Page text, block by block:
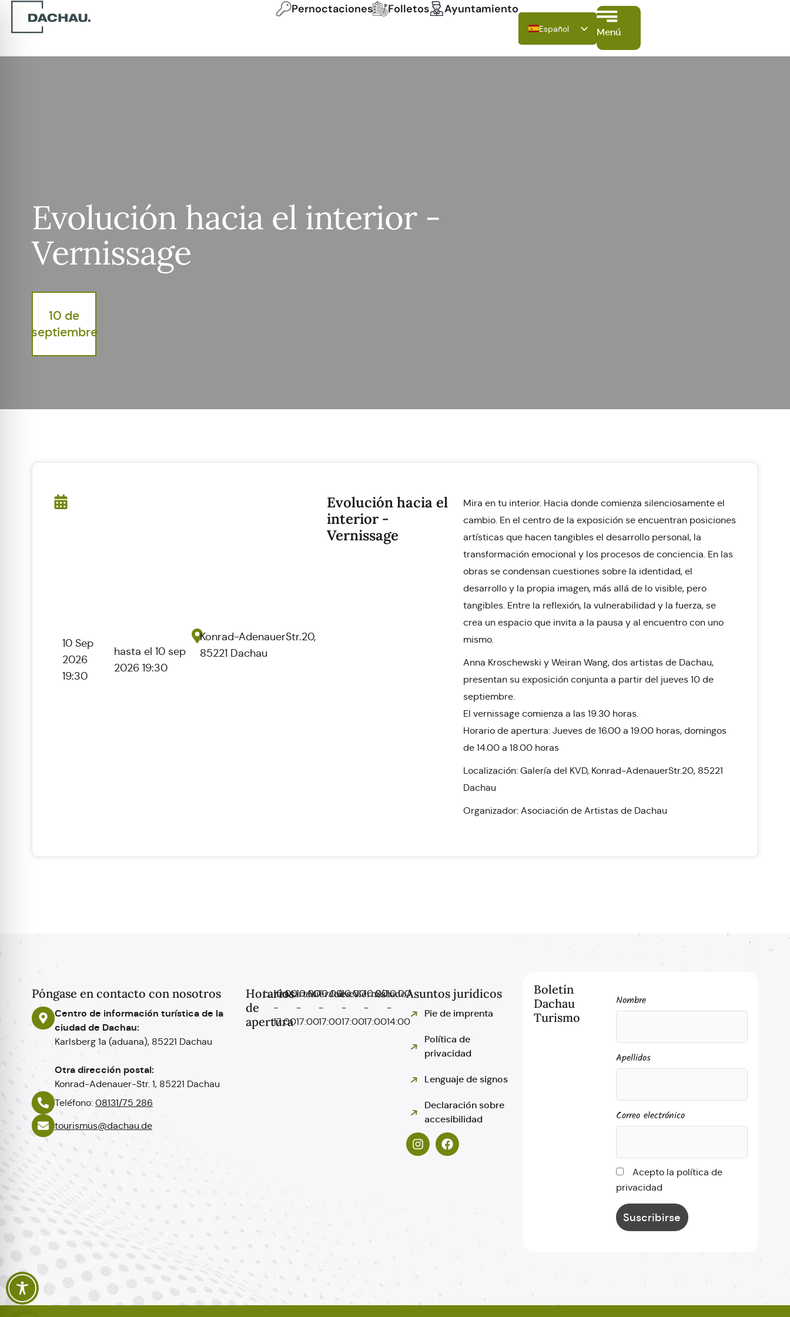
Pernoctaciones Folletos Ayuntamiento
Español
Deutsch
Menú
Evolución hacia el interior -
Vernissage
10 de
septiembre
10 Sep
2026
19:30
hasta el 10 sep
2026 19:30
Konrad-AdenauerStr.20,
85221 Dachau
Evolución hacia el
interior -
Vernissage
Mira en tu interior. Hacia donde comienza silenciosamente el
cambio. En el centro de la exposición se encuentran posiciones
artísticas que hacen tangibles el desarrollo personal, la
transformación emocional y los procesos de conciencia. En las
obras se condensan cuestiones sobre la identidad, el
desarrollo y la propia imagen, más allá de lo visible, pero
tangibles. Entre la reflexión, la vulnerabilidad y la fuerza, se
crea un espacio que invita a la pausa y al encuentro con uno
mismo.
Anna Kroschewski y Weiran Wang, dos artistas de Dachau,
presentan su exposición conjunta a partir del jueves 10 de
septiembre.
El vernissage comienza a las 19.30 horas.
Horario de apertura: Jueves de 16.00 a 19.00 horas, domingos
de 14.00 a 18.00 horas
Localización: Galería del KVD, Konrad-AdenauerStr.20, 85221
Dachau
Organizador: Asociación de Artistas de Dachau
Póngase en contacto con nosotros
Centro de información turística de la
ciudad de Dachau:
Karlsberg 1a (aduana), 85221 Dachau
Otra dirección postal:
Konrad-Adenauer-Str. 1, 85221 Dachau
Teléfono: 08131/75 286
tourismus@dachau.de
Horarios
de
apertura
Lunes
10:00
-
17:00
Martes
10:00
-
17:00
Miércoles
10:00
-
17:00
Jueves
10:00
-
17:00
Viernes
10:00
-
17:00
Sábado
10:00
-
14:00
Asuntos jurídicos
Pie de imprenta
Política de
privacidad
Lenguaje de signos
Declaración sobre
accesibilidad
Boletín
Dachau
Turismo
Nombre
Apellidos
Correo electrónico
Acepto la política de
privacidad